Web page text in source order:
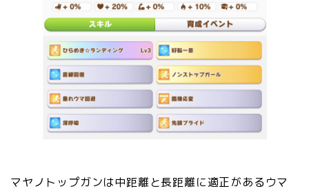
マヤノトップガンは中距離と長距離に適正があるウマ